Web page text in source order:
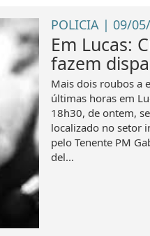
POLICIA | 09/
Em Lucas:
fazem
Mais dois roubos a
últimas horas em
18h30, de ontem,
localizado no setor
pelo Tenente PM
del...